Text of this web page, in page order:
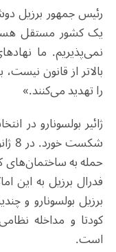
رئیس جمهور برزیل
یک کشور مستقل
نمی‌پذیریم. ما
بالاتر از قانون
را تهدید می‌کنند.»
حمله به ساختمان‌های
فدرال برزیل به این
برزیل بولسونارو و
کودتا و مداخله
است.